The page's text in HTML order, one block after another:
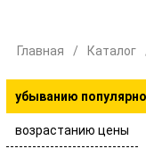
Главная Каталог
убыванию
возрастанию цены